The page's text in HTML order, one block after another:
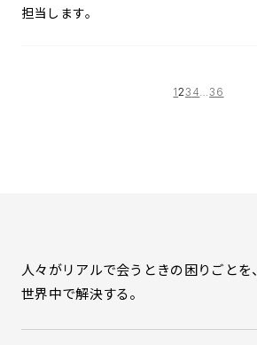
担当します。
123 4…36
人々がリアルで会うときの困りごとを、
世界中で解決する。